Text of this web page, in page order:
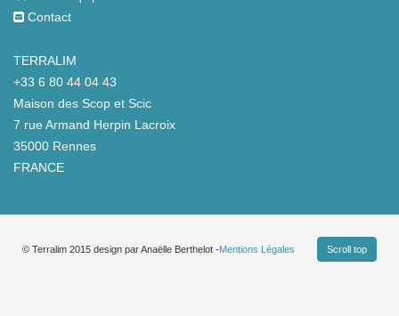
Contact
TERRALIM
+33 6 80 44 04 43
Maison des Scop et Scic
7 rue Armand Herpin Lacroix
35000 Rennes
FRANCE
© Terralim 2015 design par Anaëlle Berthelot -Mentions Légales Scroll top